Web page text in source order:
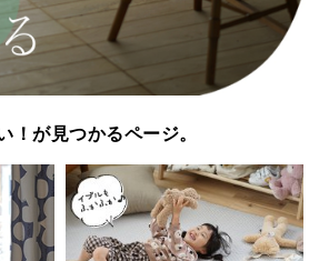
！が見つかるページ。